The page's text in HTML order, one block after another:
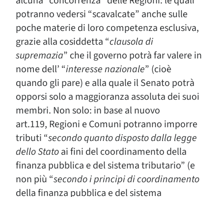
potranno vedersi “scavalcate” anche sulle
poche materie di loro competenza esclusiva,
grazie alla cosiddetta “clausola di
supremazia” che il governo potrà far valere in
nome dell’ “interesse nazionale” (cioè
quando gli pare) e alla quale il Senato potrà
opporsi solo a maggioranza assoluta dei suoi
membri. Non solo: in base al nuovo
art.119, Regioni e Comuni potranno imporre
tributi “secondo quanto disposto dalla legge
dello Statoai fini del coordinamento della
finanza pubblica e del sistema tributario” (e
non più “secondo i principi di coordinamento
della finanza pubblica e del sistema